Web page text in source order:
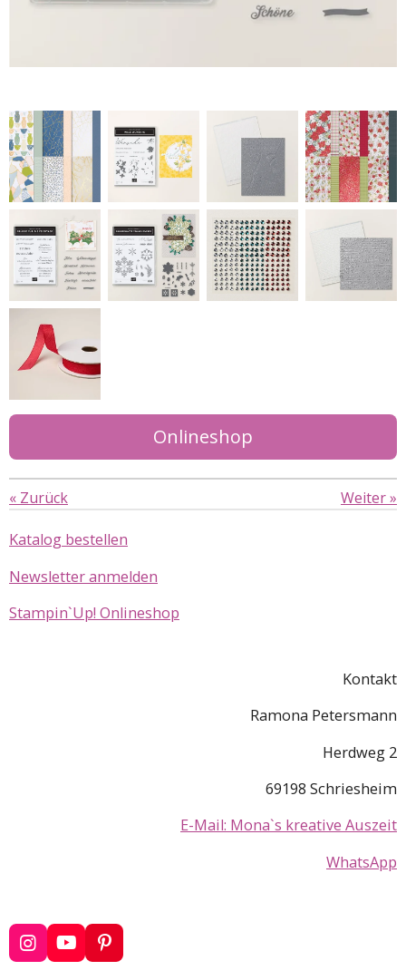
Onlineshop
« Zurück Weiter»
Katalog bestellen
Newsletter anmelden
Stampin`Up! Onlineshop
Kontakt
Ramona Petersmann
Herdweg 2
69198 Schriesheim
E-Mail: Mona`s kreative Auszeit
WhatsApp
I
n
Y
o
P
i